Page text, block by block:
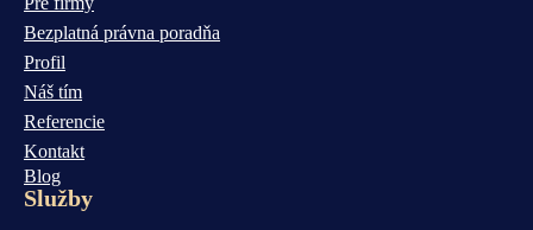
Bezplatná právna poradňa
Profil
Náš tím
Referencie
Kontakt
Blog
Služby